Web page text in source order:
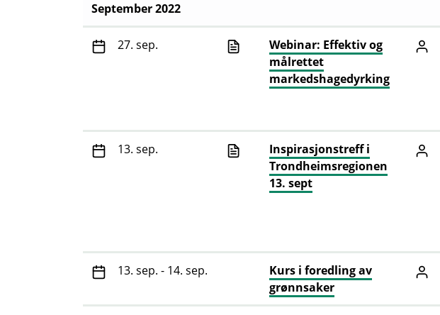
September 2022
27. sep.
Webinar: Effektiv og
målrettet
markedshagedyrking
13. sep.
Inspirasjonstreff i
Trondheimsregionen
13. sept
13. sep. - 14. sep.
Kurs i foredling av
grønnsaker